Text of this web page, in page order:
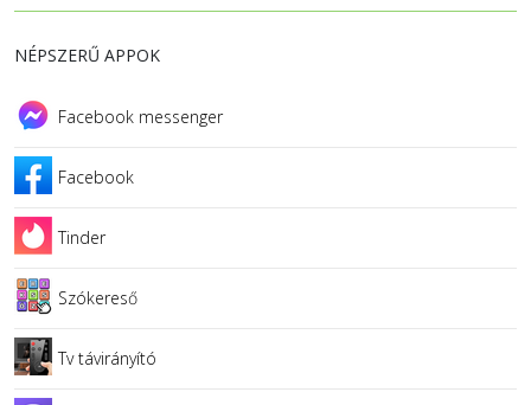
NÉPSZERŰ APPOK
Facebook messenger
Facebook
Tinder
Szókereső
Tv távirányító